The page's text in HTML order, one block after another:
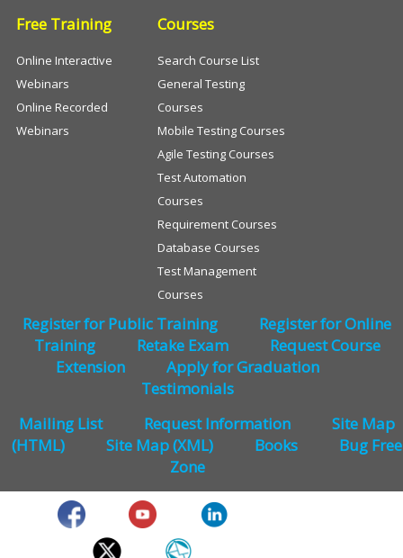
Free Training
Online Interactive
Webinars
Online Recorded
Webinars
Courses
Search Course List
General Testing
Courses
Mobile Testing Courses
Agile Testing Courses
Test Automation
Courses
Requirement Courses
Database Courses
Test Management
Courses
Register for Public Training
Register for Online
Training
Retake Exam
Request Course
Extension
Apply for Graduation
Testimonials
Mailing List
Request Information
Site Map
(HTML)
Site Map (XML) Books
Bug Free
Zone